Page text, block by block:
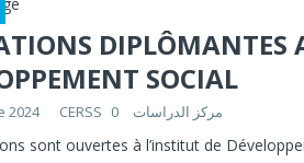
إعلان بشأن المشاركة في الملاحظة الانتخابية لاستحقاقات 23 شتنبر 2026 ACTUALITÉS
DIPLÔMANTES
SOCIAL
2024 CERSS مركز الدراسات 0
sont ouvertes à l’institut de